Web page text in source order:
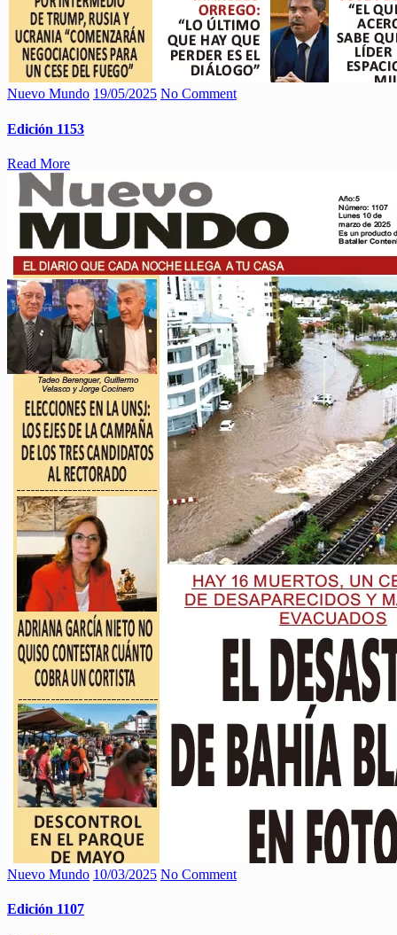
Nuevo Mundo 19/05/2025 No Comment
Edición 1153
Read More
Nuevo Mundo 10/03/2025 No Comment
Edición 1107